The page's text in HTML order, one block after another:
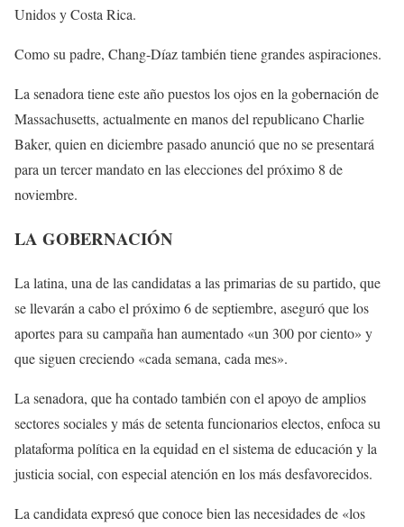
Unidos y Costa Rica.
Como su padre, Chang-Díaz también tiene grandes aspiraciones.
La senadora tiene este año puestos los ojos en la gobernación de
Massachusetts, actualmente en manos del republicano Charlie
Baker, quien en diciembre pasado anunció que no se presentará
para un tercer mandato en las elecciones del próximo 8 de
noviembre.
LA GOBERNACIÓN
La latina, una de las candidatas a las primarias de su partido, que
se llevarán a cabo el próximo 6 de septiembre, aseguró que los
aportes para su campaña han aumentado «un 300 por ciento» y
que siguen creciendo «cada semana, cada mes».
La senadora, que ha contado también con el apoyo de amplios
sectores sociales y más de setenta funcionarios electos, enfoca su
plataforma política en la equidad en el sistema de educación y la
justicia social, con especial atención en los más desfavorecidos.
La candidata expresó que conoce bien las necesidades de «los